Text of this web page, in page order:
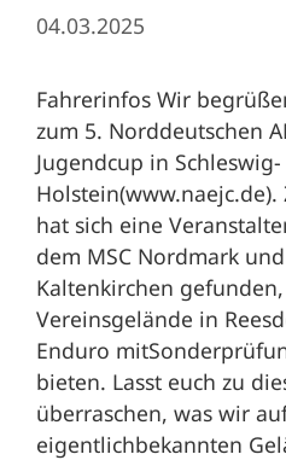
04.03.2025
Fahrerinfos Wir
zum 5. Norddeutschen
Jugendcup in Schleswig-
hat sich eine
dem MSC Nordmark
Kaltenkirchen
Vereinsgelände in
Enduro
bieten. Lasst euch zu
überraschen, was wir
eigentlichbekannten